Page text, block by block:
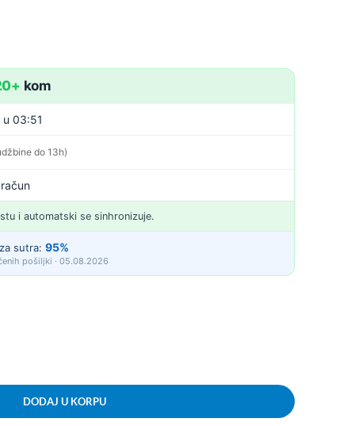
kom
03:51
do 13h)
i automatski se sinhronizuje.
sutra: 95%
pošiljki · 05.08.2026
DODAJ U KORPU